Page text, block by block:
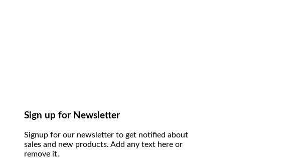
Sign up for Newsletter
Signup for our newsletter to get notified about
sales and new products. Add any text here or
remove it.